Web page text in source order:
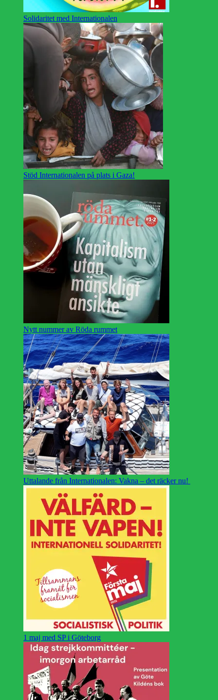
Solidaritet med Internationalen
Stöd Internationalen på plats i Gaza!
Nytt nummer av Röda rummet
Uttalande från Internationalen: Vakna – det räcker nu!
1 maj med SP i Göteborg